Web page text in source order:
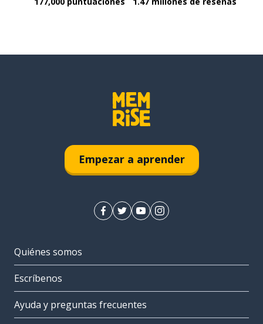
Empezar a aprender
Quiénes somos
Escríbenos
Ayuda y preguntas frecuentes